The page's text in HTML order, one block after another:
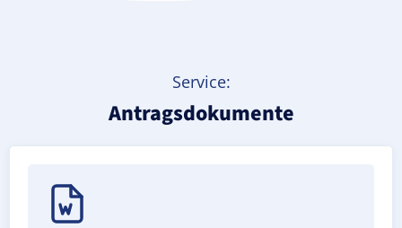
Service:
Antragsdokumente